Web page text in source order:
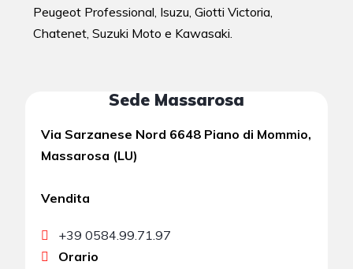
Peugeot Professional, Isuzu, Giotti Victoria,
Chatenet, Suzuki Moto e Kawasaki.
Sede Massarosa
Via Sarzanese Nord 6648 Piano di Mommio,
Massarosa (LU)
Vendita
+39 0584.99.71.97
Orario